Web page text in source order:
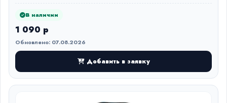
В наличии
1 090 р
Обновлено: 07.08.2026
Добавить в заявку